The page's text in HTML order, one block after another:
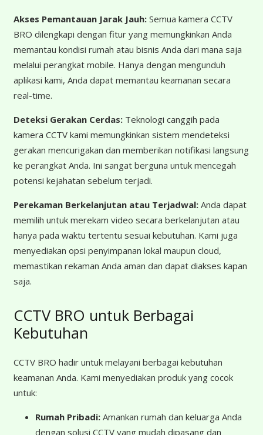
Akses Pemantauan Jarak Jauh:Semua kamera CCTV
BRO dilengkapi dengan fitur yang memungkinkan Anda
memantau kondisi rumah atau bisnis Anda dari mana saja
melalui perangkat mobile. Hanya dengan mengunduh
aplikasi kami, Anda dapat memantau keamanan secara
real-time.
Deteksi Gerakan Cerdas:Teknologi canggih pada
kamera CCTV kami memungkinkan sistem mendeteksi
gerakan mencurigakan dan memberikan notifikasi langsung
ke perangkat Anda. Ini sangat berguna untuk mencegah
potensi kejahatan sebelum terjadi.
Perekaman Berkelanjutan atau Terjadwal:Anda dapat
memilih untuk merekam video secara berkelanjutan atau
hanya pada waktu tertentu sesuai kebutuhan. Kami juga
menyediakan opsi penyimpanan lokal maupun cloud,
memastikan rekaman Anda aman dan dapat diakses kapan
saja.
CCTV BRO untuk Berbagai
Kebutuhan
CCTV BRO hadir untuk melayani berbagai kebutuhan
keamanan Anda. Kami menyediakan produk yang cocok
untuk:
Rumah Pribadi: Amankan rumah dan keluarga Anda
dengan solusi CCTV yang mudah dipasang dan